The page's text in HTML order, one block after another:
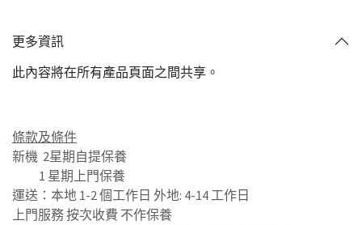
更多資訊
此內容將在所有產品頁面之間共享。
條款及條件
新機 2星期自提保養
1 星期上門保養
運送：本地 1-2 個工作日 外地: 4-14 工作日
上門服務 按次收費 不作保養